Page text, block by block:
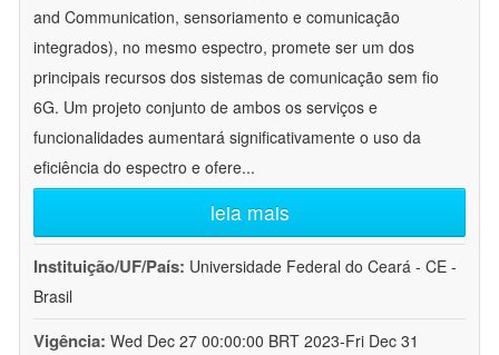
and Communication, sensoriamento e comunicação
integrados), no mesmo espectro, promete ser um dos
principais recursos dos sistemas de comunicação sem fio
6G. Um projeto conjunto de ambos os serviços e
funcionalidades aumentará significativamente o uso da
eficiência do espectro e ofere...
leia mais
Instituição/UF/País: Universidade Federal do Ceará - CE -
Brasil
Vigência: Wed Dec 27 00:00:00 BRT 2023-Fri Dec 31